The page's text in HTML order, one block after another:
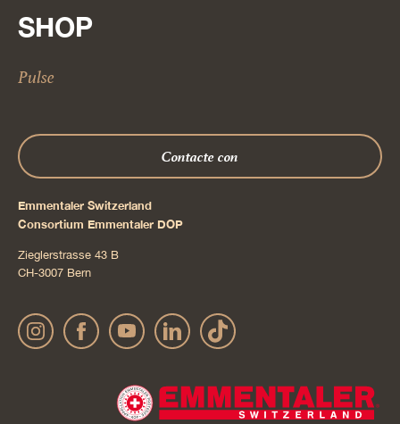
SHOP
Pulse
Contacte con
Emmentaler Switzerland
Consortium Emmentaler DOP
Zieglerstrasse 43 B
CH-3007 Bern